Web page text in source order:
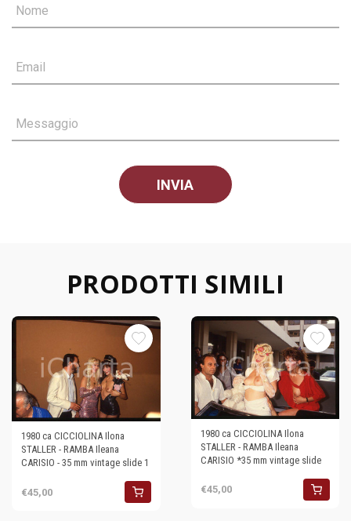
Nome
Email
Messaggio
PRODOTTI SIMILI
1980 ca CICCIOLINA Ilona
STALLER - RAMBA Ileana
CARISIO - 35 mm vintage slide 1
€45,00
1980 ca CICCIOLINA Ilona
STALLER - RAMBA Ileana
CARISIO *35 mm vintage slide
€45,00